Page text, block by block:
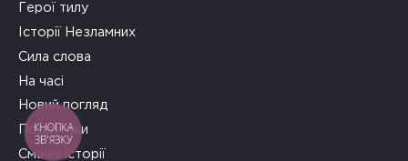
Герої тилу
Історії Незламних
Сила слова
На часі
Новий погляд
Подружки
Смачні історії
КНОПКА
ЗВ'ЯЗКУ